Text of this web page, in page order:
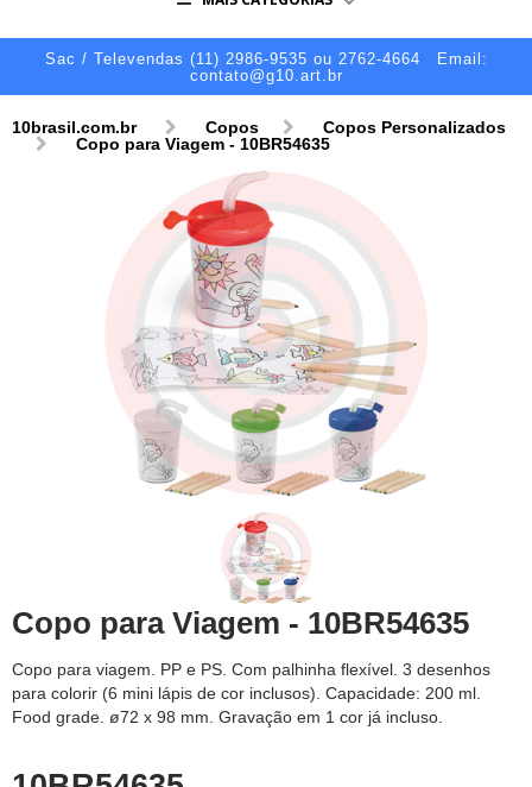
Sac / Televendas (11) 2986-9535 ou 2762-4664
Email:
contato@g10.art.br
10brasil.com.br Copos
Copos Personalizados
Copo para Viagem - 10BR54635
Copo para Viagem - 10BR54635
Copo para viagem. PP e PS. Com palhinha flexível. 3 desenhos
para colorir (6 mini lápis de cor inclusos). Capacidade: 200 ml.
Food grade. ø72 x 98 mm. Gravação em 1 cor já incluso.